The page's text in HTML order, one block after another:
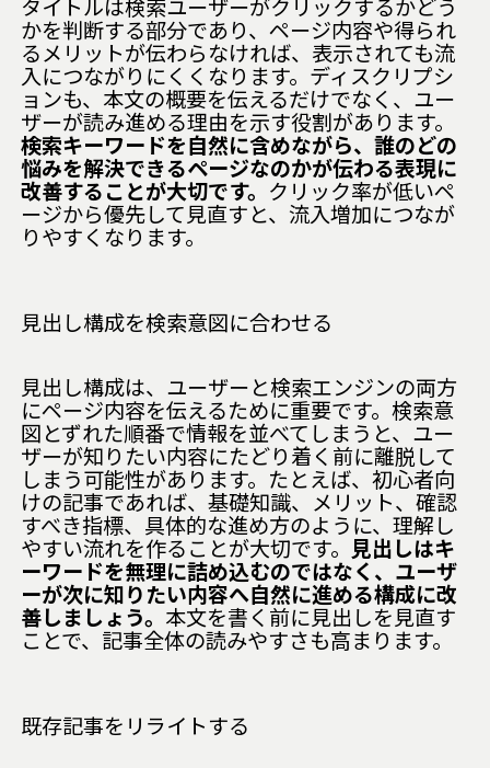
かを判断する部分であり、ページ内容や得られ
るメリットが伝わらなければ、表示されても流
入につながりにくくなります。ディスクリプシ
ョンも、本文の概要を伝えるだけでなく、ユー
ザーが読み進める理由を示す役割があります。
検索キーワードを自然に含めながら、誰のどの
悩みを解決できるページなのかが伝わる表現に
改善することが大切です。 クリック率が低いペ
ージから優先して見直すと、流入増加につなが
りやすくなります。
見出し構成を検索意図に合わせる
見出し構成は、ユーザーと検索エンジンの両方
にページ内容を伝えるために重要です。検索意
図とずれた順番で情報を並べてしまうと、ユー
ザーが知りたい内容にたどり着く前に離脱して
しまう可能性があります。たとえば、初心者向
けの記事であれば、基礎知識、メリット、確認
すべき指標、具体的な進め方のように、理解し
やすい流れを作ることが大切です。 見出しはキ
ーワードを無理に詰め込むのではなく、ユーザ
ーが次に知りたい内容へ自然に進める構成に改
善しましょう。 本文を書く前に見出しを見直す
ことで、記事全体の読みやすさも高まります。
既存記事をリライトする